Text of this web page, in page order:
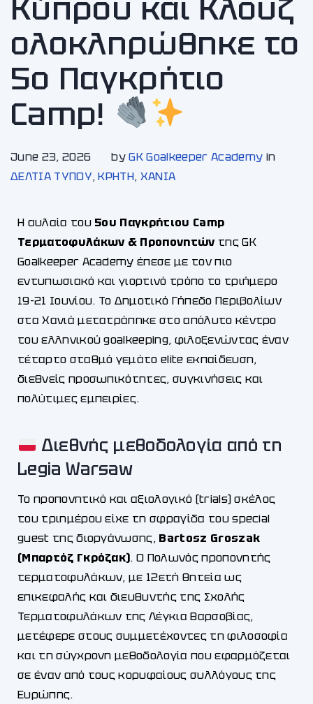
Κύπρου και Κλουζ
ολοκληρώθηκε το
5ο Παγκρήτιο
Camp!
June 23, 2026 byGK Goalkeeper Academy in
ΔΕΛΤΙΑ ΤΥΠΟΥ,ΚΡΗΤΗ, ΧΑΝΙA
Η αυλαία του 5ου Παγκρήτιου Camp
Τερματοφυλάκων & Προπονητών της GK
Goalkeeper Academy έπεσε με τον πιο
εντυπωσιακό και γιορτινό τρόπο το τριήμερο
19-21 Ιουνίου. Το Δημοτικό Γήπεδο Περιβολίων
στα Χανιά μετατράπηκε στο απόλυτο κέντρο
του ελληνικού goalkeeping, φιλοξενώντας έναν
τέταρτο σταθμό γεμάτο elite εκπαίδευση,
διεθνείς προσωπικότητες, συγκινήσεις και
πολύτιμες εμπειρίες.
Διεθνής μεθοδολογία από τη
Legia Warsaw
Το προπονητικό και αξιολογικό (trials) σκέλος
του τριημέρου είχε τη σφραγίδα του special
guest της διοργάνωσης, Bartosz Groszak
(Μπαρτόζ Γκρόζακ). Ο Πολωνός προπονητής
τερματοφυλάκων, με 12ετή θητεία ως
επικεφαλής και διευθυντής της Σχολής
Τερματοφυλάκων της Λέγκια Βαρσοβίας,
μετέφερε στους συμμετέχοντες τη φιλοσοφία
και τη σύγχρονη μεθοδολογία που εφαρμόζεται
σε έναν από τους κορυφαίους συλλόγους της
Ευρώπης.